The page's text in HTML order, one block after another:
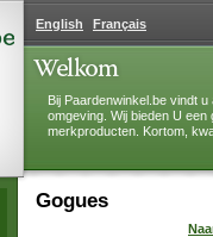
English Français
Bij Paardenwinkel.be vindt
omgeving. Wij bieden U
merkproducten. Kortom,
Gogues